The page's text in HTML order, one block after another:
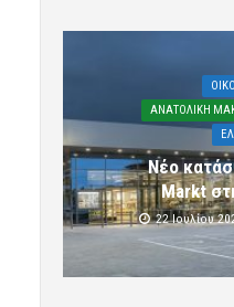
ΑΝΑΤΟΛΙΚΗ
Νέο
Markt
22 Ιουλίου